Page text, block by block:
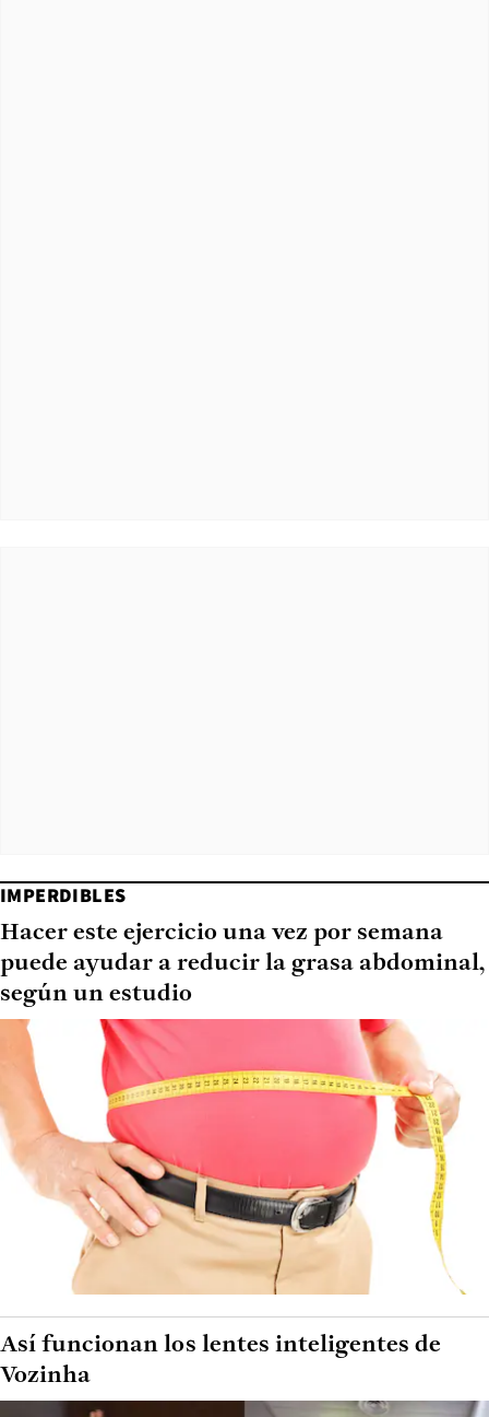
IMPERDIBLES
Hacer este ejercicio una vez por semana
puede ayudar a reducir la grasa abdominal,
según un estudio
Así funcionan los lentes inteligentes de
Vozinha